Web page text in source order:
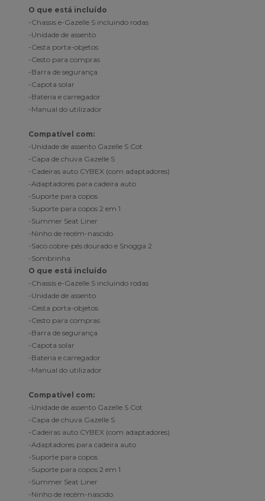
O que está incluído
-Chassis e-Gazelle S incluindo rodas
-Unidade de assento
-Cesta porta-objetos
-Cesto para compras
-Barra de segurança
-Capota solar
-Bateria e carregador
-Manual do utilizador
Compatível com:
-Unidade de assento Gazelle S Cot
-Capa de chuva Gazelle S
-Cadeiras auto CYBEX (com adaptadores)
-Adaptadores para cadeira auto
-Suporte para ­copos
-Suporte para copos 2 em 1
-Summer Seat Liner
-Ninho de recém-nascido
-Saco cobre-pés dourado e Snogga 2
-Sombrinha
O que está incluído
-Chassis e-Gazelle S incluindo rodas
-Unidade de assento
-Cesta porta-objetos
-Cesto para compras
-Barra de segurança
-Capota solar
-Bateria e carregador
-Manual do utilizador
Compatível com:
-Unidade de assento Gazelle S Cot
-Capa de chuva Gazelle S
-Cadeiras auto CYBEX (com adaptadores)
-Adaptadores para cadeira auto
-Suporte para ­copos
-Suporte para copos 2 em 1
-Summer Seat Liner
-Ninho de recém-nascido